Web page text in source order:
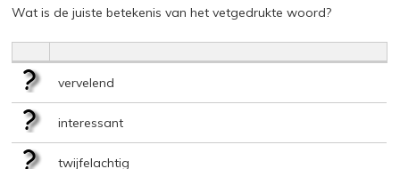
Wat is de juiste betekenis van het vetgedrukte woord?
vervelend
interessant
twijfelachtig